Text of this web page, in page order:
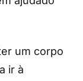
um corpo
ir à